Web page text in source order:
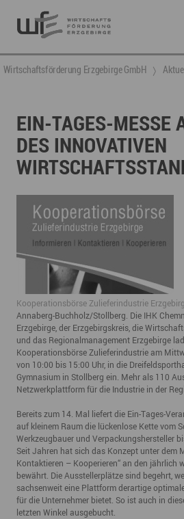
Wirtschaftsförderung Erzgebirge GmbH
EIN-TAGES-MESSE
DES INNOVATIVEN
​Kooperationsbörse Zulieferindustrie
Annaberg-Buchholz/Stollberg. Die IHK
Erzgebirge, der Erzgebirgskreis, die
und das Regionalmanagement Erzgebirge
Kooperationsbörse Zulieferindustrie am
von 10:00 bis 15:00 Uhr, in die
Gymnasium in Stollberg ein. Mehr als 110
Netzwerkplattform für die Industrie in der
Bereits zum 14. Mal liefert die Ein-Tages-
auf kleinem Raum die lückenlose Kette vom
Werkzeugbauer und Verpackungshersteller
Seit Jahren hat sich das Konzept unter dem
Kontaktieren – Kooperieren“ an den jährlich
bewährt. Die Ausstellerplätze sind begehrt,
sachsenweit eine Plattform derartige
für die Unternehmer bietet. So ist auch in
letzten Winkel ausgebucht.